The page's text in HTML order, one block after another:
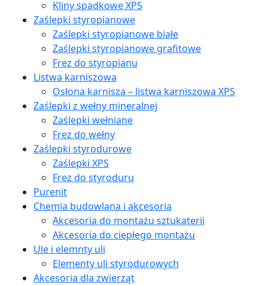
Kliny spadkowe XPS
Zaślepki styropianowe
Zaślepki styropianowe białe
Zaślepki styropianowe grafitowe
Frez do styropianu
Listwa karniszowa
Osłona karnisza – listwa karniszowa XPS
Zaślepki z wełny mineralnej
Zaślepki wełniane
Frez do wełny
Zaślepki styrodurowe
Zaślepki XPS
Frez do styroduru
Purenit
Chemia budowlana i akcesoria
Akcesoria do montażu sztukaterii
Akcesoria do ciepłego montażu
Ule i elemnty uli
Elementy uli styrodurowych
Akcesoria dla zwierząt